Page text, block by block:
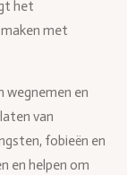
het
met
wegnemen en
van
fobieën en
en helpen om